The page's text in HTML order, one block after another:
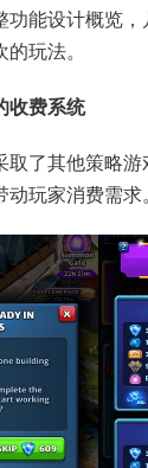
功能设计概览
玩法。
收费系统
取了其他策略
玩家消费需求。